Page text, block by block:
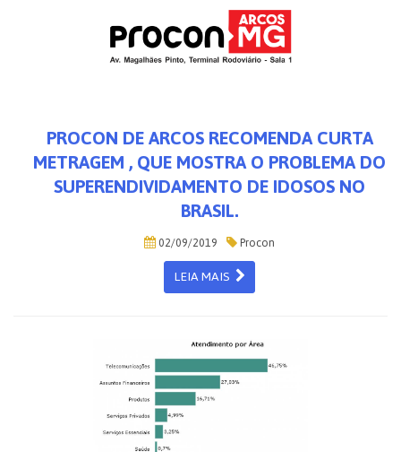
PROCON DE ARCOS RECOMENDA CURTA
METRAGEM , QUE MOSTRA O PROBLEMA DO
SUPERENDIVIDAMENTO DE IDOSOS NO
BRASIL.
02/09/2019 Procon
LEIA MAIS